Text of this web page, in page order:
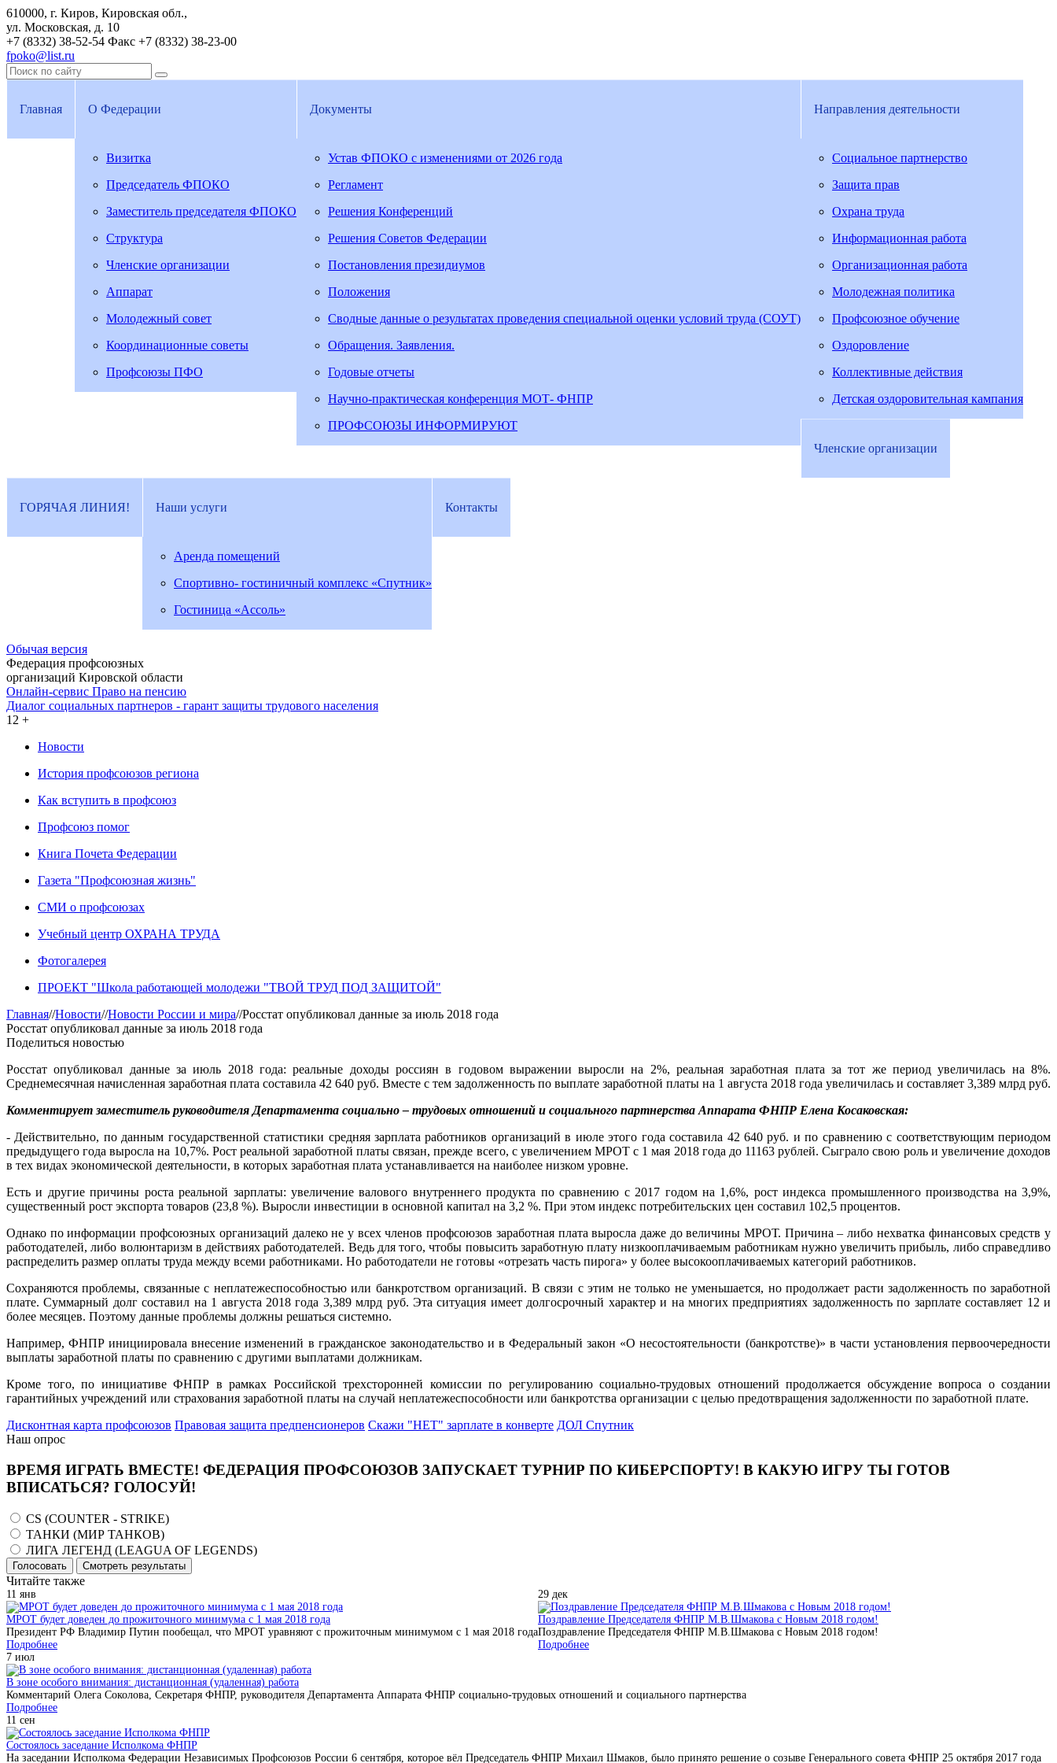
610000, г. Киров, Кировская обл.,
ул. Московская, д. 10
+7 (8332) 38-52-54 Факс +7 (8332) 38-23-00
fpoko@list.ru
Главная О Федерации
Визитка
Председатель ФПОКО
Заместитель председателя ФПОКО
Структура
Членские организации
Аппарат
Молодежный совет
Координационные советы
Профсоюзы ПФО
Документы
Устав ФПОКО с изменениями от 2026 года
Регламент
Решения Конференций
Решения Советов Федерации
Постановления президиумов
Положения
Сводные данные о результатах проведения специальной оценки условий труда (СОУТ)
Обращения. Заявления.
Годовые отчеты
Научно-практическая конференция МОТ- ФНПР
ПРОФСОЮЗЫ ИНФОРМИРУЮТ
Направления деятельности
Социальное партнерство
Защита прав
Охрана труда
Информационная работа
Организационная работа
Молодежная политика
Профсоюзное обучение
Оздоровление
Коллективные действия
Детская оздоровительная кампания
Членские организации
ГОРЯЧАЯ ЛИНИЯ! Наши услуги
Аренда помещений
Спортивно- гостиничный комплекс «Спутник»
Гостиница «Ассоль»
Контакты
Обычая версия
Федерация профсоюзных
организаций Кировской области
Онлайн-сервис Право на пенсию
Диалог социальных партнеров - гарант защиты трудового населения
12 +
Новости
История профсоюзов региона
Как вступить в профсоюз
Профсоюз помог
Книга Почета Федерации
Газета "Профсоюзная жизнь"
СМИ о профсоюзах
Учебный центр ОХРАНА ТРУДА
Фотогалерея
ПРОЕКТ "Школа работающей молодежи "ТВОЙ ТРУД ПОД ЗАЩИТОЙ"
Главная//Новости//Новости России и мира//Росстат опубликовал данные за июль 2018 года
Росстат опубликовал данные за июль 2018 года
Поделиться новостью
Росстат опубликовал данные за июль 2018 года: реальные доходы россиян в годовом выражении выросли на 2%, реальная заработная плата за тот же период увеличилась на 8%.
Среднемесячная начисленная заработная плата составила 42 640 руб. Вместе с тем задолженность по выплате заработной платы на 1 августа 2018 года увеличилась и составляет 3,389 млрд руб.
Комментирует заместитель руководителя Департамента социально – трудовых отношений и социального партнерства Аппарата ФНПР Елена Косаковская:
- Действительно, по данным государственной статистики средняя зарплата работников организаций в июле этого года составила 42 640 руб. и по сравнению с соответствующим периодом
предыдущего года выросла на 10,7%. Рост реальной заработной платы связан, прежде всего, с увеличением МРОТ с 1 мая 2018 года до 11163 рублей. Сыграло свою роль и увеличение доходов
в тех видах экономической деятельности, в которых заработная плата устанавливается на наиболее низком уровне.
Есть и другие причины роста реальной зарплаты: увеличение валового внутреннего продукта по сравнению с 2017 годом на 1,6%, рост индекса промышленного производства на 3,9%,
существенный рост экспорта товаров (23,8 %). Выросли инвестиции в основной капитал на 3,2 %. При этом индекс потребительских цен составил 102,5 процентов.
Однако по информации профсоюзных организаций далеко не у всех членов профсоюзов заработная плата выросла даже до величины МРОТ. Причина – либо нехватка финансовых средств у
работодателей, либо волюнтаризм в действиях работодателей. Ведь для того, чтобы повысить заработную плату низкооплачиваемым работникам нужно увеличить прибыль, либо справедливо
распределить размер оплаты труда между всеми работниками. Но работодатели не готовы «отрезать часть пирога» у более высокооплачиваемых категорий работников.
Сохраняются проблемы, связанные с неплатежеспособностью или банкротством организаций. В связи с этим не только не уменьшается, но продолжает расти задолженность по заработной
плате. Суммарный долг составил на 1 августа 2018 года 3,389 млрд руб. Эта ситуация имеет долгосрочный характер и на многих предприятиях задолженность по зарплате составляет 12 и
более месяцев. Поэтому данные проблемы должны решаться системно.
Например, ФНПР инициировала внесение изменений в гражданское законодательство и в Федеральный закон «О несостоятельности (банкротстве)» в части установления первоочередности
выплаты заработной платы по сравнению с другими выплатами должникам.
Кроме того, по инициативе ФНПР в рамках Российской трехсторонней комиссии по регулированию социально-трудовых отношений продолжается обсуждение вопроса о создании
гарантийных учреждений или страхования заработной платы на случай неплатежеспособности или банкротства организации с целью предотвращения задолженности по заработной плате.
Дисконтная карта профсоюзов Правовая защита предпенсионеров Скажи "НЕТ" зарплате в конверте ДОЛ Спутник
Наш опрос
ВРЕМЯ ИГРАТЬ ВМЕСТЕ! ФЕДЕРАЦИЯ ПРОФСОЮЗОВ ЗАПУСКАЕТ ТУРНИР ПО КИБЕРСПОРТУ! В КАКУЮ ИГРУ ТЫ ГОТОВ
ВПИСАТЬСЯ? ГОЛОСУЙ!
CS (COUNTER - STRIKE)
ТАНКИ (МИР ТАНКОВ)
ЛИГА ЛЕГЕНД (LEAGUA OF LEGENDS)
Голосовать Смотреть результаты
Читайте также
11 янв
МРОТ будет доведен до прожиточного минимума с 1 мая 2018 года
Президент РФ Владимир Путин пообещал, что МРОТ уравняют с прожиточным минимумом с 1 мая 2018 года
Подробнее
29 дек
Поздравление Председателя ФНПР М.В.Шмакова с Новым 2018 годом!
Поздравление Председателя ФНПР М.В.Шмакова с Новым 2018 годом!
Подробнее
7 июл
В зоне особого внимания: дистанционная (удаленная) работа
Комментарий Олега Соколова, Секретаря ФНПР, руководителя Департамента Аппарата ФНПР социально-трудовых отношений и социального партнерства
Подробнее
11 сен
Состоялось заседание Исполкома ФНПР
На заседании Исполкома Федерации Независимых Профсоюзов России 6 сентября, которое вёл Председатель ФНПР Михаил Шмаков, было принято решение о созыве Генерального совета ФНПР 25 октября 2017 года